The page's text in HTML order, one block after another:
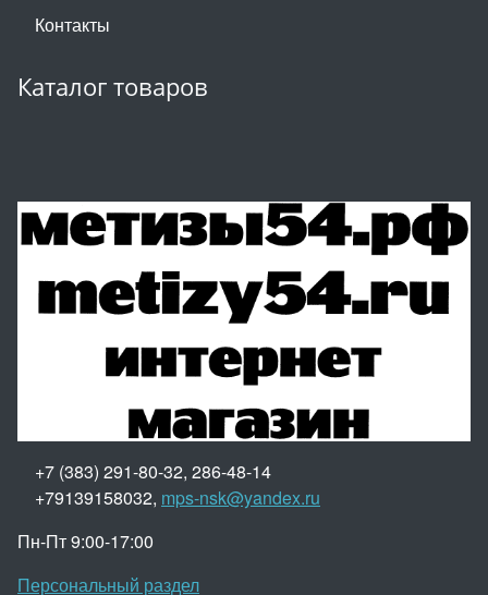
Контакты
Каталог товаров
+7 (383) 291-80-32, 286-48-14
+79139158032, mps-nsk@yandex.ru
Пн-Пт 9:00-17:00
Персональный раздел